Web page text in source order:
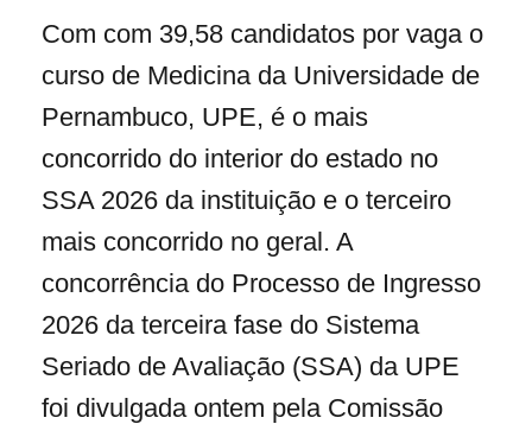
Com com 39,58 candidatos por vaga o
curso de Medicina da Universidade de
Pernambuco, UPE, é o mais
concorrido do interior do estado no
SSA 2026 da instituição e o terceiro
mais concorrido no geral. A
concorrência do Processo de Ingresso
2026 da terceira fase do Sistema
Seriado de Avaliação (SSA) da UPE
foi divulgada ontem pela Comissão